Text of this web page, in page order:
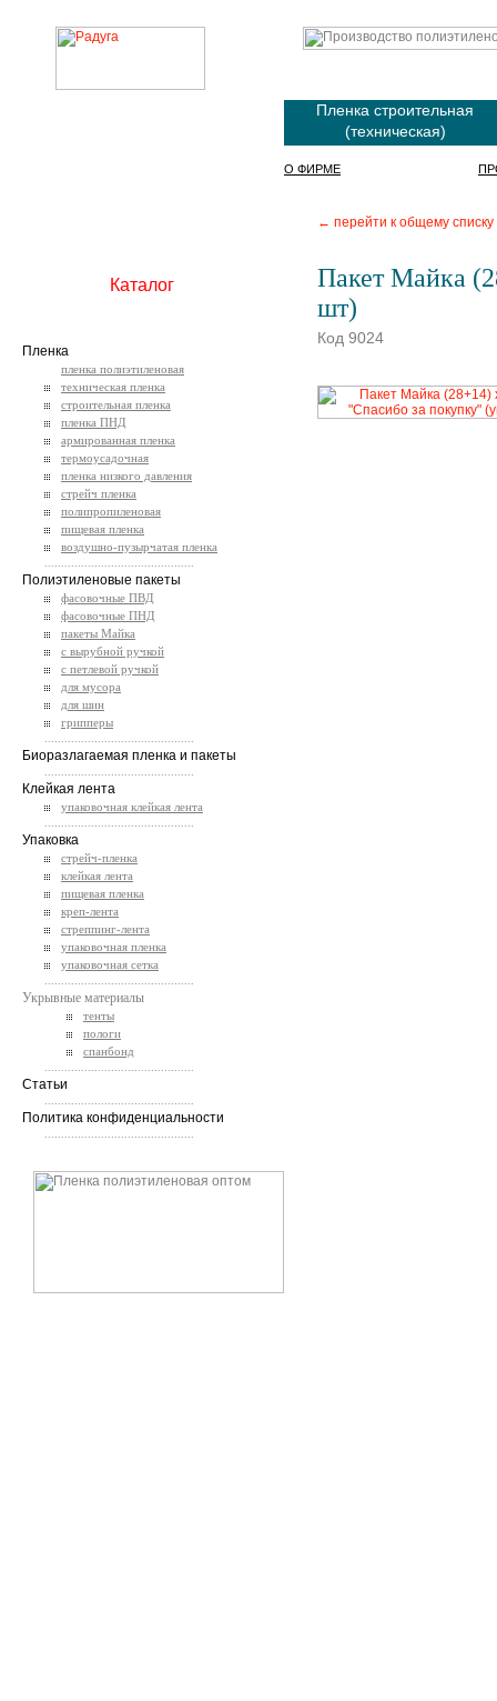
Пленка строительная
(техническая)
О ФИРМЕ
← перейти к общему списку
Пакет Майка
шт)
Код 9024
Каталог
Пленка
пленка полиэтиленовая
техническая пленка
строительная пленка
пленка ПНД
армированная пленка
термоусадочная
пленка низкого давления
стрейч пленка
полипропиленовая
пищевая пленка
воздушно-пузырчатая пленка
Полиэтиленовые пакеты
фасовочные ПВД
фасовочные ПНД
пакеты Майка
с вырубной ручкой
с петлевой ручкой
для мусора
для шин
грипперы
Биоразлагаемая пленка и пакеты
Клейкая лента
упаковочная клейкая лента
Упаковка
стрейч-пленка
клейкая лента
пищевая пленка
креп-лента
стреппинг-лента
упаковочная пленка
упаковочная сетка
Укрывные материалы
тенты
пологи
спанбонд
Статьи
Политика конфиденциальности